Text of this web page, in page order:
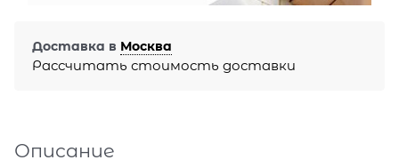
Доставка в Москва
Рассчитать стоимость доставки
Описание